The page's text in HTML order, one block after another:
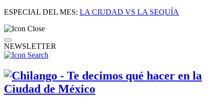
ESPECIAL DEL MES: LA CIUDAD VS LA SEQUÍA
NEWSLETTER